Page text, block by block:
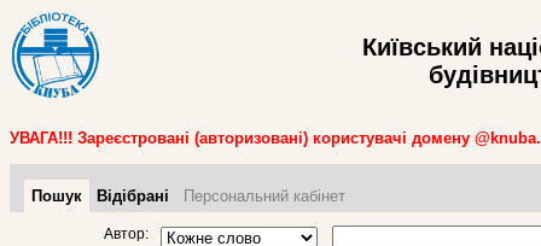
Київський
УВАГА!!! Зареєстровані (авторизовані) користувачі домену
Пошук Відібрані Персональний кабінет
Автор: